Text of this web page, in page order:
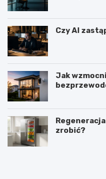
Czy AI
Jak
zrobić?